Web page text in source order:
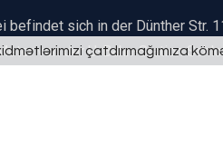
befindet sich in der Dünther Str.
von der U-Bahn-Station
çatdırmağımıza